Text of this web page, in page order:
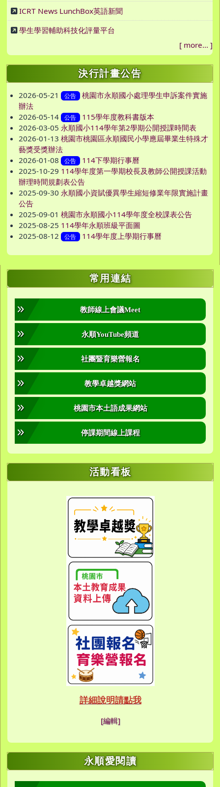
ICRT News LunchBox英語新聞
學生學習輔助科技化評量平台
[ more... ]
決行計畫公告
2026-05-21 公告
桃園市永順國小處理學生申訴案件實施
辦法
2026-05-14
公告
115學年度教科書版本
2026-03-05 永順國小114學年第2學期公開授課時間表
2026-01-13 桃園市桃園區永順國民小學應屆畢業生特殊才
藝獎受獎辦法
2026-01-08
公告
114下學期行事曆
2025-10-29 114學年度第一學期校長及教師公開授課活動
辦理時間規劃表公告
2025-09-30 永順國小資賦優異學生縮短修業年限實施計畫
公告
2025-09-01 桃園市永順國小114學年度全校課表公告
2025-08-25 114學年永順班級平面圖
2025-08-12
公告 114學年度上學期行事曆
右邊區域內容 常用連結
教師線上會議Meet
永順YouTube頻道
社團暨育樂營報名
教學卓越獎網站
桃園市本土語成果網站
停課期間線上課程
活動看板
link to https://
link to https://
link to https://
link to https://sites.google.com/
link to https://sites.google.com/
link to https://
link to https://
link to https://
link to https://
link to https://
link to https://10000.gov.tw/
link to https://
link to https://
link to https://
link to https://
link to https://
link to https://
link to https://
link to https://
link to https://
link to https://
link to https://
link to https://
link to https://
link to https://
link to https://
link to https://
link to https://
link to https://
link to https://
link to https://
link to https://
link to https://
link to https://
link to https://
link to https://
link to https://
link to https://
link to https://
link to https://
link to https://
link to https://
link to https://
link to https://
link to https://
link to https://
link to https://
link to https://
link to https://
link to https://
link to https://
link to https://
link to https://
link to https://
link to https://
link to https://
link to https://
link to https://
link to https://
link to https://
link to https://
link to https://
link to https://
link to https://
link to https://
link to https://
link to https://
link to https://
link to https://
link to https://
link to https://
ink to https://forms.gle/
詳細說明請點我
link to https://
[編輯]
永順愛閱讀